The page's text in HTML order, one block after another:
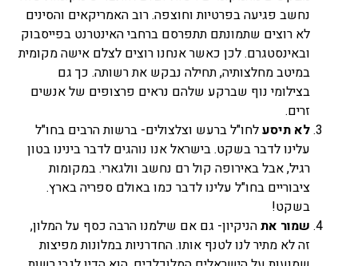
נחשב פגיעה בפרטיות וחוצפה. רוב האמריקאים והסינים
לא רוצים שתמונתם תתפרסם ברחבי האינטרנט בפייסבוק
ובאינסטגרם. לכן כאשר אנחנו רוצים לצלם אישה מקומית
במיטב מחלצותיה, תחילה נבקש את רשותה. כך גם
בצילומי נוף שברקע שלהם נראים פרצופים של אנשים
זרים.
לא תיסעלחו"ל ברעש וצלצולים- ברשות הרבים בחו"ל
עלינו לדבר בשקט. בישראל אנו נוהגים לדבר בינינו בטון
רגיל, אבל באירופה קול רם נחשב וולגארי. במקומות
ציבוריים בחו"ל עלינו לדבר כמו באולם ספריה בארץ.
בשקט!
שמור אתהניקיון- גם אם שילמנו הרבה כסף על המלון,
זה לא מתיר לנו לטנף אותו. החדרניות במלונות מפיצות